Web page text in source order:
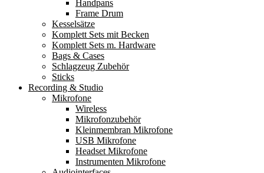
Handpans
Frame Drum
Kesselsätze
Komplett Sets mit Becken
Komplett Sets m. Hardware
Bags & Cases
Schlagzeug Zubehör
Sticks
Recording & Studio
Mikrofone
Wireless
Mikrofonzubehör
Kleinmembran Mikrofone
USB Mikrofone
Headset Mikrofone
Instrumenten Mikrofone